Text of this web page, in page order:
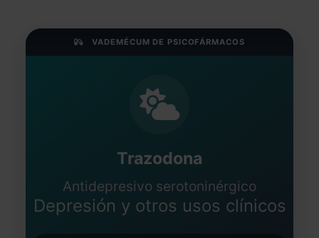
VADEMÉCUM DE PSICOFÁRMACOS
Trazodona
Antidepresivo serotoninérgico
Depresión y otros usos clínicos